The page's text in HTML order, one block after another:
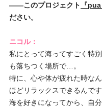
――このプロジェクト 『
ださい。
ニコル：
私にとって海ってすごく特
も落ちつく場所で…。
特に、心や体が疲れた時な
ほどリラックスできるんです
海を好きになってから、自